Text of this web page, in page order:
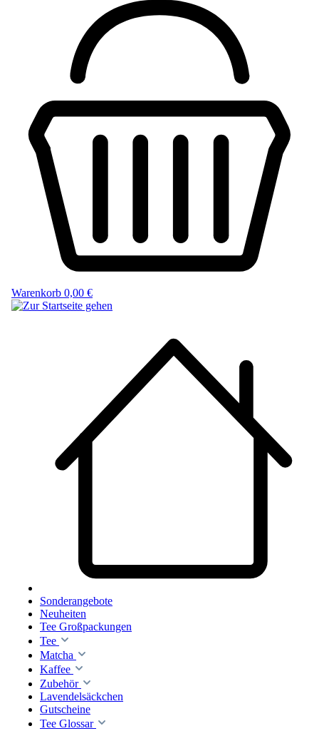
Warenkorb 0,00 €
Sonderangebote
Neuheiten
Tee Großpackungen
Tee
Matcha
Kaffee
Zubehör
Lavendelsäckchen
Gutscheine
Tee Glossar